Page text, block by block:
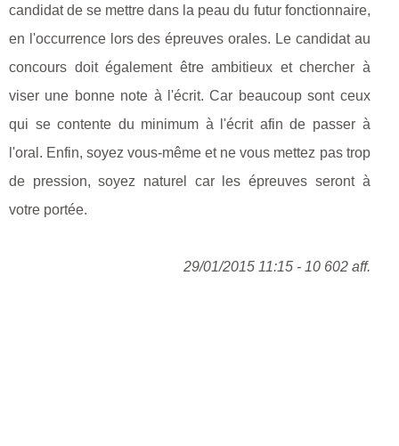
candidat de se mettre dans la peau du futur fonctionnaire,
en l'occurrence lors des épreuves orales. Le candidat au
concours doit également être ambitieux et chercher à
viser une bonne note à l'écrit. Car beaucoup sont ceux
qui se contente du minimum à l'écrit afin de passer à
l'oral. Enfin, soyez vous-même et ne vous mettez pas trop
de pression, soyez naturel car les épreuves seront à
votre portée.
29/01/2015 11:15 - 10 602 aff.